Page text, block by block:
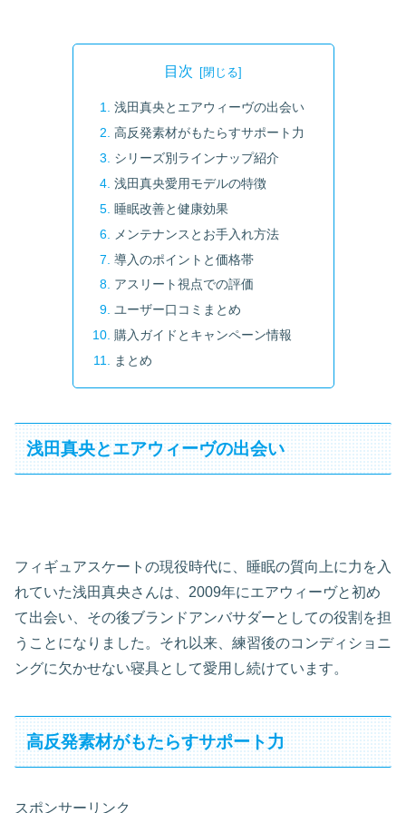
目次
浅田真央とエアウィーヴの出会い
高反発素材がもたらすサポート力
シリーズ別ラインナップ紹介
浅田真央愛用モデルの特徴
睡眠改善と健康効果
メンテナンスとお手入れ方法
導入のポイントと価格帯
アスリート視点での評価
ユーザー口コミまとめ
購入ガイドとキャンペーン情報
まとめ
浅田真央とエアウィーヴの出会い
フィギュアスケートの現役時代に、睡眠の質向上に力を入
れていた浅田真央さんは、2009年にエアウィーヴと初め
て出会い、その後ブランドアンバサダーとしての役割を担
うことになりました。それ以来、練習後のコンディショニ
ングに欠かせない寝具として愛用し続けています。
高反発素材がもたらすサポート力
スポンサーリンク